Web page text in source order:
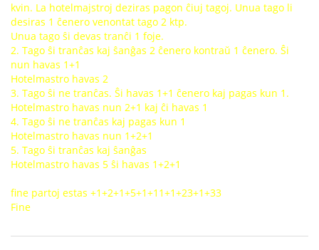
kvin. La hotelmajstroj deziras pagon ĉiuj tagoj. Unua tago li
desiras 1 ĉenero venontat tago 2 ktp.
Unua tago ŝi devas tranĉi 1 foje.
2. Tago ŝi tranĉas kaj ŝanĝas 2 ĉenero kontraŭ 1 ĉenero. Ŝi
nun havas 1+1
Hotelmastro havas 2
3. Tago ŝi ne tranĉas. Ŝi havas 1+1 ĉenero kaj pagas kun 1.
Hotelmastro havas nun 2+1 kaj ĉi havas 1
4. Tago ŝi ne tranĉas kaj pagas kun 1
Hotelmastro havas nun 1+2+1
5. Tago ŝi tranĉas kaj ŝanĝas
Hotelmastro havas 5 ŝi havas 1+2+1
fine partoj estas +1+2+1+5+1+11+1+23+1+33
Fine